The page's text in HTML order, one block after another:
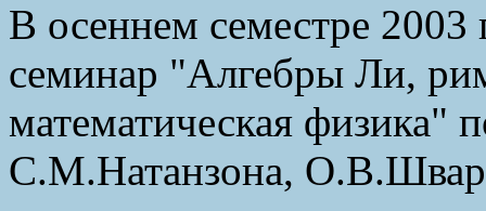
В осеннем семестре 2003
семинар "Алгебры Ли,
математическая физика"
С.М.Натанзона,